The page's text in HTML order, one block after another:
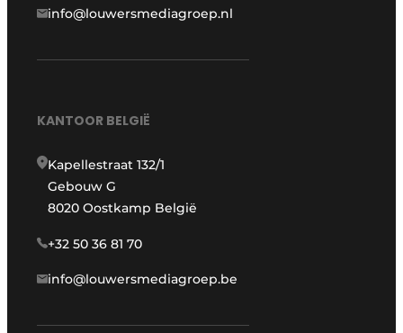
info@louwersmediagroep.nl
KANTOOR BELGIË
Kapellestraat 132/1
Gebouw G
8020 Oostkamp België
+32 50 36 81 70
info@louwersmediagroep.be